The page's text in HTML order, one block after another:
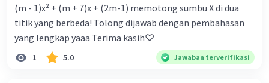
(m - 1)x² + (m + 7)x + (2m-1) memotong sumbu X di dua
titik yang berbeda! Tolong dijawab dengan pembahasan
yang lengkap yaaa Terima kasih♡
1 5.0 Jawaban terverifikasi